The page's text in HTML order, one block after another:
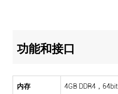
功能和接口
内存 4GB DDR4，64bit